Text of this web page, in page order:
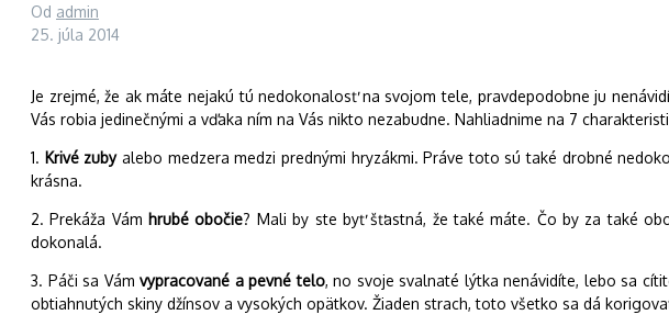
Od admin
25. júla 2014
Je zrejmé, že ak máte nejakú tú nedokonalosť na svojom tele, pravdepodobne ju
Vás robia jedinečnými a vďaka ním na Vás nikto nezabudne. Nahliadnime na 7
1. Krivé zubyalebo medzera medzi prednými hryzákmi. Práve toto sú také drobné
krásna.
2. Prekáža Vám hrubé obočie? Mali by ste byť šťastná, že také máte. Čo by za také
dokonalá.
3. Páči sa Vám vypracované a pevné telo, no svoje svalnaté lýtka nenávidíte, lebo sa
obtiahnutých skiny džínsov a vysokých opätkov. Žiaden strach, toto všetko sa dá